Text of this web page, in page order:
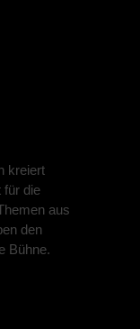
kreiert
für die
aus
den
Bühne.